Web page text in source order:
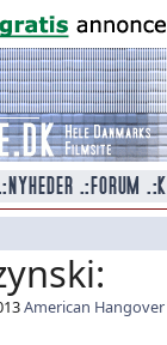
American Hangover